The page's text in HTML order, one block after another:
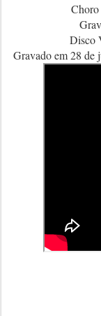
Disco
Gravado em 28 de